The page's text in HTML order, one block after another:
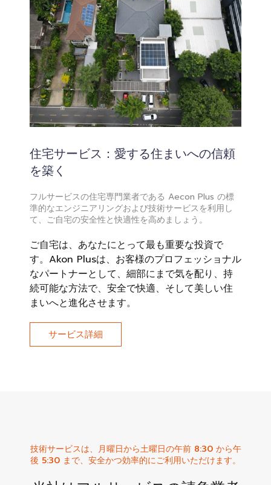
住宅サービス：愛する住まいへの信頼
を築く
フルサービスの住宅専門業者である Aecon Plus の標
準的なエンジニアリングおよび技術サービスを利用し
て、ご自宅の安全性と快適性を高めましょう。
ご自宅は、あなたにとって最も重要な投資で
す。Akon Plusは、お客様のプロフェッショナル
なパートナーとして、細部にまで気を配り、持
続可能な方法で、安全で快適、そして美しい住
まいへと進化させます。
サービス詳細
技術サービスは、月曜日から土曜日の午前 8:30 から午
後 5:30 まで、安全かつ効率的にご利用いただけます。